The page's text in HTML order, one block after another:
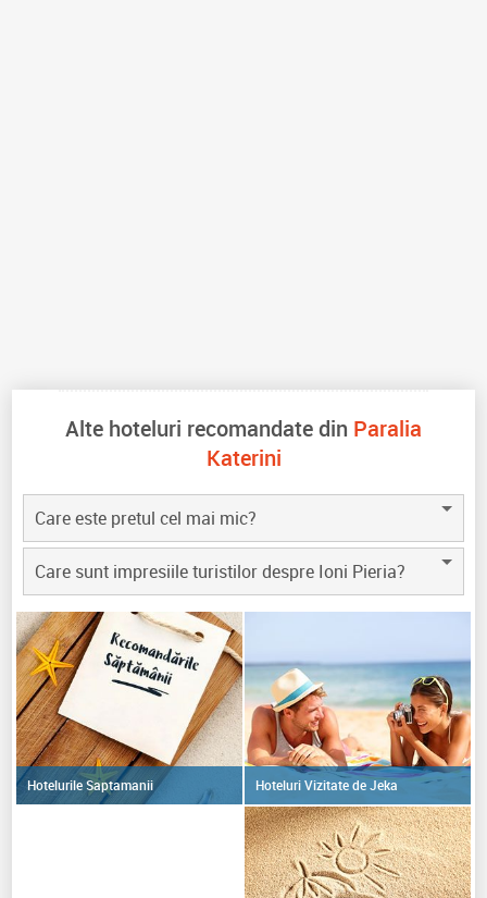
Alte hoteluri recomandate din Paralia
Katerini
Care este pretul cel mai mic?
Care sunt impresiile turistilor despre Ioni Pieria?
Hotelurile Saptamanii Hoteluri Vizitate de Jeka